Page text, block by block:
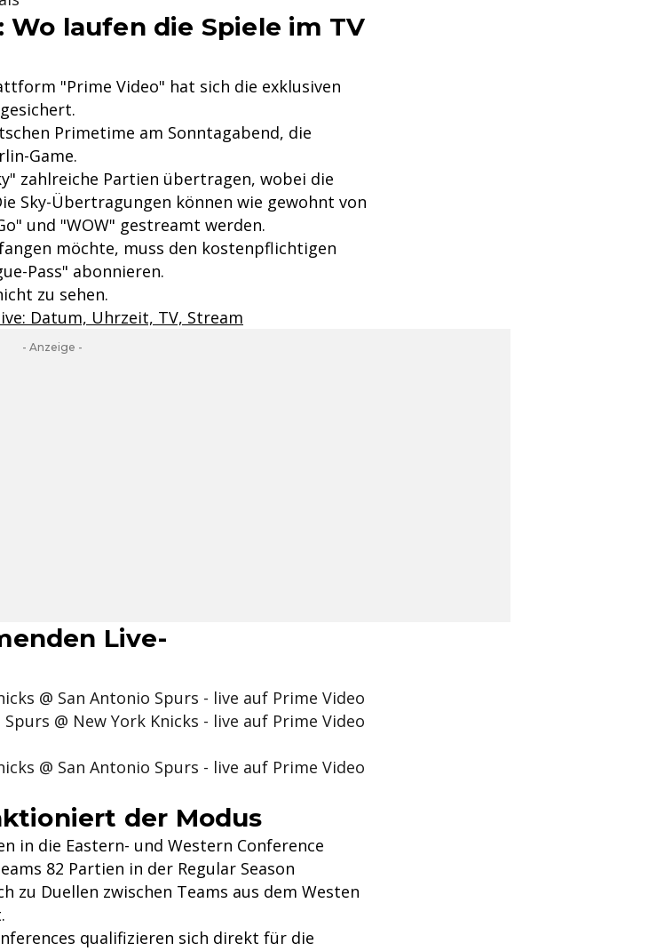
Wo laufen die Spiele im TV
"Prime Video" hat sich die exklusiven
Primetime am Sonntagabend, die
Game.
zahlreiche Partien übertragen, wobei die
Sky-Übertragungen können wie gewohnt von
und "WOW" gestreamt werden.
möchte, muss den kostenpflichtigen
Pass" abonnieren.
zu sehen.
Datum, Uhrzeit, TV, Stream
- Anzeige -
Live-
@ San Antonio Spurs - live auf Prime Video
@ New York Knicks - live auf Prime Video
@ San Antonio Spurs - live auf Prime Video
der Modus
in die Eastern- und Western Conference
82 Partien in der Regular Season
zu Duellen zwischen Teams aus dem Westen
qualifizieren sich direkt für die